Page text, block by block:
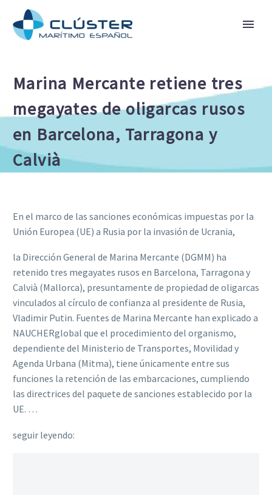
Marina Mercante retiene tres
megayates de oligarcas rusos
en Barcelona, Tarragona y
Calvià
En el marco de las sanciones económicas impuestas por la
Unión Europea (UE) a Rusia por la invasión de Ucrania,
la Dirección General de Marina Mercante (DGMM) ha
retenido tres megayates rusos en Barcelona, Tarragona y
Calvià (Mallorca), presuntamente de propiedad de oligarcas
vinculados al círculo de confianza al presidente de Rusia,
Vladimir Putin. Fuentes de Marina Mercante han explicado a
NAUCHERglobal que el procedimiento del organismo,
dependiente del Ministerio de Transportes, Movilidad y
Agenda Urbana (Mitma), tiene únicamente entre sus
funciones la retención de las embarcaciones, cumpliendo
las directrices del paquete de sanciones establecido por la
UE. …
seguir leyendo: